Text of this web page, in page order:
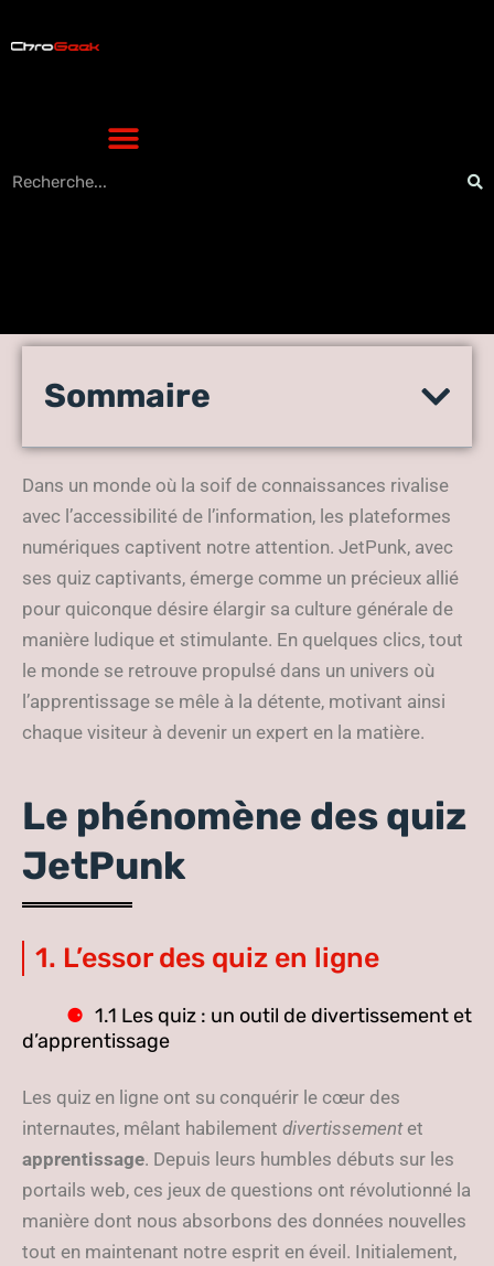
Développez votre culture
innovants de JetPunk
Sommaire
Dans un monde où la soif de connaissances rivalise
avec l’accessibilité de l’information, les plateformes
numériques captivent notre attention. JetPunk, avec
ses quiz captivants, émerge comme un précieux allié
pour quiconque désire élargir sa culture générale de
manière ludique et stimulante. En quelques clics, tout
le monde se retrouve propulsé dans un univers où
l’apprentissage se mêle à la détente, motivant ainsi
chaque visiteur à devenir un expert en la matière.
Le phénomène des quiz
JetPunk
1. L’essor des quiz en ligne
1.1 Les quiz : un outil de divertissement et
d’apprentissage
Les quiz en ligne ont su conquérir le cœur des
internautes, mêlant habilement divertissementet
apprentissage. Depuis leurs humbles débuts sur les
portails web, ces jeux de questions ont révolutionné la
manière dont nous absorbons des données nouvelles
tout en maintenant notre esprit en éveil. Initialement,